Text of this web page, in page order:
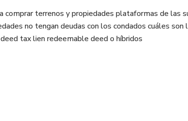
comprar terrenos y propiedades plataformas de las
no tengan deudas con los condados cuáles son
tax lien redeemable deed o híbridos